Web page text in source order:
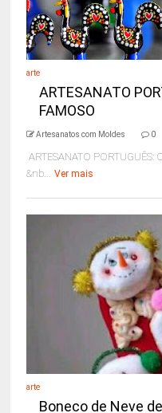
arte
ARTESANATO
FAMOSO
Artesanatos com Moldes 0
ARTESANATO
&nb... Ver mais
arte
Boneco de Neve